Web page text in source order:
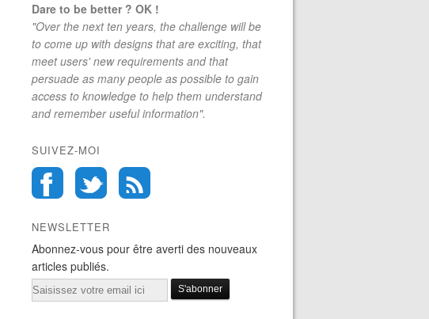
Dare to be better ? OK !
"Over the next ten years, the challenge will be
to come up with designs that are exciting, that
meet users' new requirements and that
persuade as many people as possible to gain
access to knowledge to help them understand
and remember useful information".
SUIVEZ-MOI
NEWSLETTER
Abonnez-vous pour être averti des nouveaux
articles publiés.
Email